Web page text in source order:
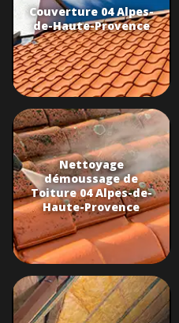
Couverture 04 Alpes-
de-Haute-Provence
Nettoyage
démoussage de
Toiture 04 Alpes-de-
Haute-Provence